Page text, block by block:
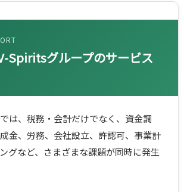
Spiritsグループのサービス
は、税務・会計だけでなく、資金調
金、労務、会社設立、許認可、事業計
グなど、さまざまな課題が同時に発生